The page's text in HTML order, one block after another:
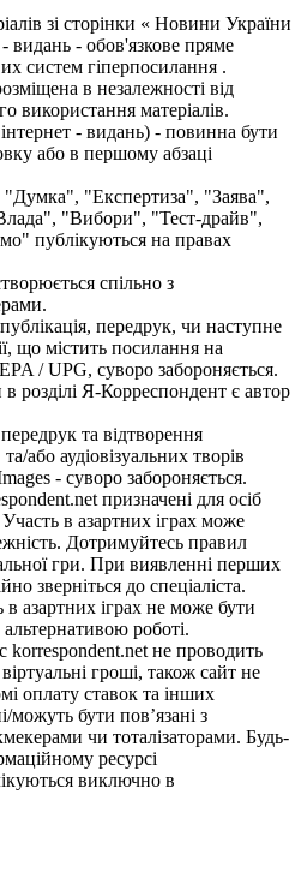
зі сторінки « Новини України
- видань - обов'язкове пряме
систем гіперпосилання .
в незалежності від
використання матеріалів.
- видань) - повинна бути
або в першому абзаці
"Експертиза", "Заява",
"Вибори", "Тест-драйв",
публікуються на правах
спільно з
передрук, чи наступне
що містить посилання на
/ UPG, суворо забороняється.
розділі Я-Корреспондент є автор
та відтворення
або аудіовізуальних творів
- суворо забороняється.
призначені для осіб
в азартних іграх може
Дотримуйтесь правил
гри. При виявленні перших
зверніться до спеціаліста.
азартних іграх не може бути
роботі.
korrespondent.net не проводить
гроші, також сайт не
оплату ставок та інших
можуть бути пов’язані з
чи тоталізаторами. Будь-
ресурсі
виключно в